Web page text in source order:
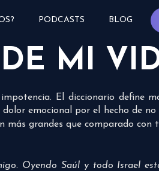
PODCASTS BLOG
MI
El diccionario define
emocional por el hecho de no
más grandes que comparado con
Oyendo Saúl y todo Israel